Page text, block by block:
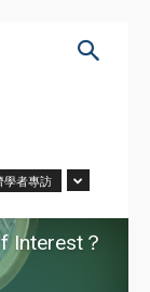
學者專訪
Interest？